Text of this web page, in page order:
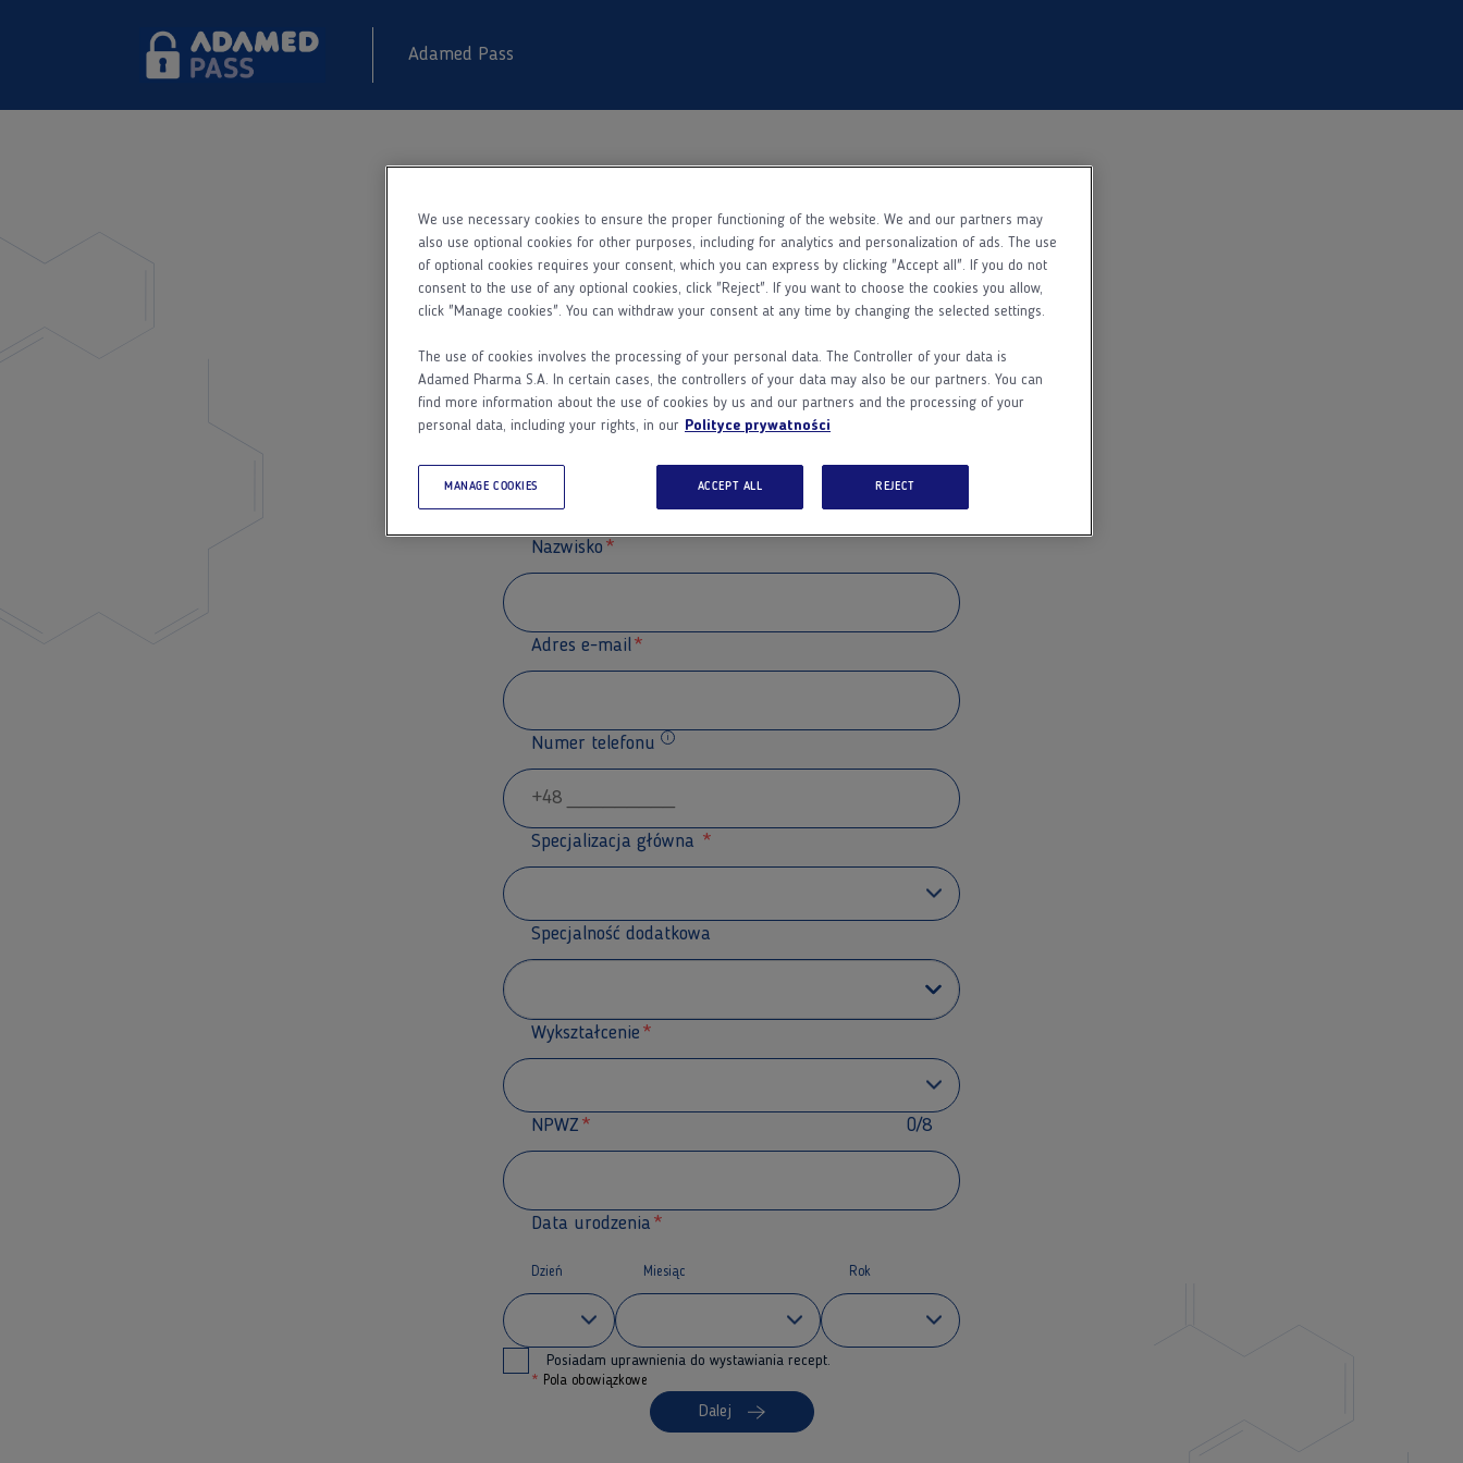
Adamed Pass
Dane
podstawowe
Rejestracja Aktywacja konta
Kim jesteś?
Lekarzem Farmaceutą Pielęgniarką
Nazwisko
Adres e-mail
Numer telefonu
Specjalizacja główna
Specjalność dodatkowa
Wykształcenie
NPWZ 0/8
Data urodzenia
Dzień Miesiąc Rok
Posiadam uprawnienia do wystawiania recept.
* Pola obowiązkowe
Dalej
We use necessary cookies to ensure the proper functioning of the website. We and our partners may
also use optional cookies for other purposes, including for analytics and personalization of ads. The use
of optional cookies requires your consent, which you can express by clicking "Accept all". If you do not
consent to the use of any optional cookies, click "Reject". If you want to choose the cookies you allow,
click "Manage cookies". You can withdraw your consent at any time by changing the selected settings.
The use of cookies involves the processing of your personal data. The Controller of your data is
Adamed Pharma S.A. In certain cases, the controllers of your data may also be our partners. You can
find more information about the use of cookies by us and our partners and the processing of your
personal data, including your rights, in our Polityce prywatności
ACCEPT ALL REJECT
MANAGE COOKIES